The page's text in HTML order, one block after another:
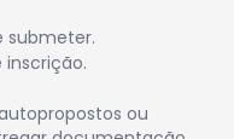
submeter.
ou